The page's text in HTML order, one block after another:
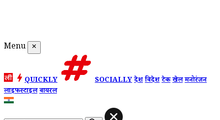
Menu ✕
QUICKLY SOCIALLYदेशविदेशटेकखेलमनोरंजन
लाइफस्टाइलवायरल